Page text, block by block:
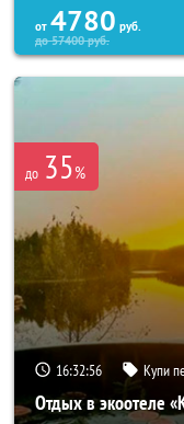
от 4780 руб.
до57400руб.
до 35%
16:32:55 Купи
Отдых в экоотеле